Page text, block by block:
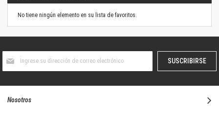
No tiene ningún elemento en su lista de favoritos.
boletín
SUSCRIBIRSE
Nosotros